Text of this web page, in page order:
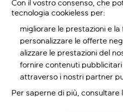
Con il vostro consenso, che
tecnologia cookieless per:
migliorare le prestazioni e
personalizzare le offerte
alizzare le prestazioni del
fornire contenuti
attraverso i nostri partner
Per saperne di più, consultare